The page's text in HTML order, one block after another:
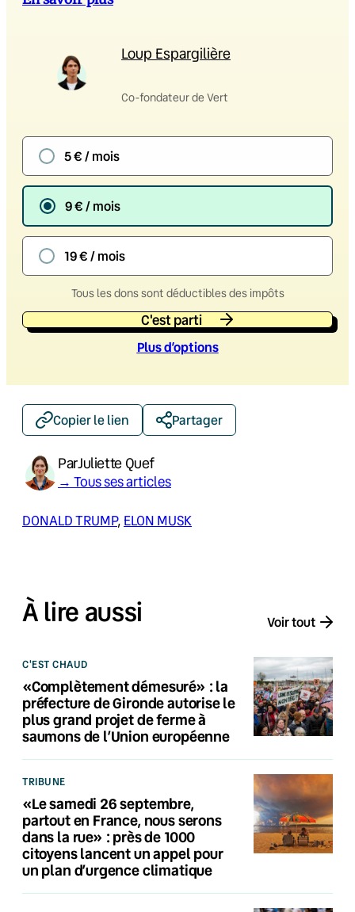
Loup Espargilière
Co-fondateur de Vert
5 € / mois
9 € / mois
19 € / mois
Tous les dons sont déductibles des impôts
C'est parti
Plus d’options
Copier le lien Partager
ParJuliette Quef
→ Tous ses articles
DONALD TRUMP, ELON MUSK
À lire aussi Voir tout
C'EST CHAUD
«Complètement démesuré» : la
préfecture de Gironde autorise le
plus grand projet de ferme à
saumons de l’Union européenne
TRIBUNE
«Le samedi 26 septembre,
partout en France, nous serons
dans la rue» : près de 1000
citoyens lancent un appel pour
un plan d’urgence climatique